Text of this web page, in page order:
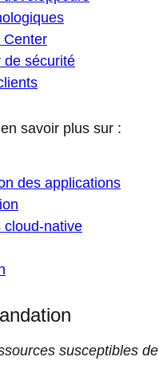
Center
de sécurité
savoir plus sur :
des applications
cloud-native
susceptibles